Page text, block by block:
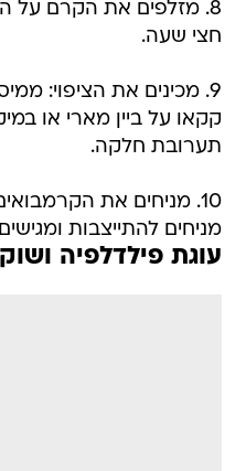
8. מזלפים את הקרם על
חצי שעה.
9. מכינים את הציפוי:
קקאו על ביין מארי או
תערובת חלקה.
10. מניחים את
מניחים להתייצבות
עוגת פילדלפיה